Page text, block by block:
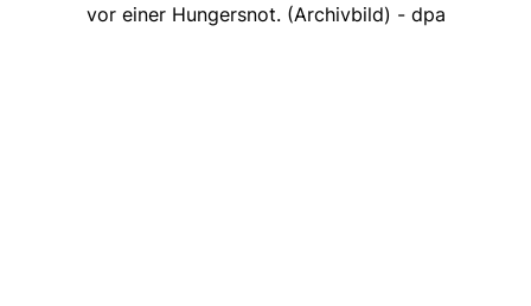
vor einer Hungersnot. (Archivbild) - dpa